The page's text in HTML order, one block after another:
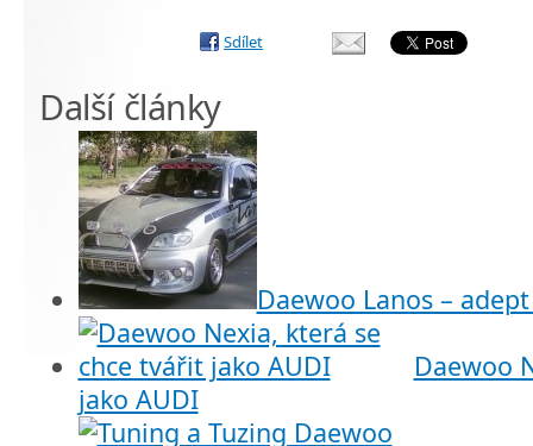
Sdílet
Další články
Daewoo Lanos –
Daewoo
jako AUDI